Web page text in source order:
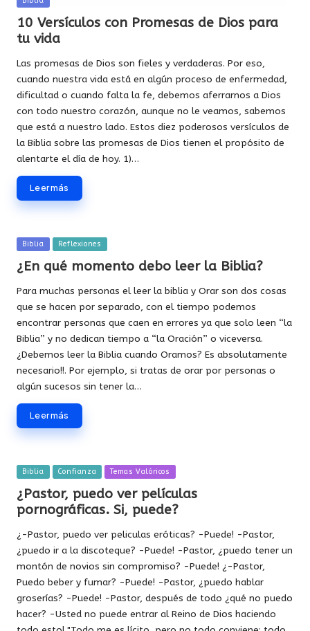
10 Versículos con Promesas de Dios para
tu vida
Las promesas de Dios son fieles y verdaderas. Por eso,
cuando nuestra vida está en algún proceso de enfermedad,
dificultad o cuando falta la fe, debemos aferrarnos a Dios
con todo nuestro corazón, aunque no le veamos, sabemos
que está a nuestro lado. Estos diez poderosos versículos de
la Biblia sobre las promesas de Dios tienen el propósito de
alentarte el día de hoy. 1)…
Leer más
Publicada
Biblia Reflexiones
¿En qué momento debo leer la Biblia?
Para muchas personas el leer la biblia y Orar son dos cosas
que se hacen por separado, con el tiempo podemos
encontrar personas que caen en errores ya que solo leen “la
Biblia” y no dedican tiempo a “la Oración” o viceversa.
¿Debemos leer la Biblia cuando Oramos? Es absolutamente
necesario!!. Por ejemplo, si tratas de orar por personas o
algún sucesos sin tener la…
Leer más
Publicada
Biblia Confianza Temas Valóricos
¿Pastor, puedo ver películas
pornográficas. Si, puede?
¿-Pastor, puedo ver peliculas eróticas? -Puede! -Pastor,
¿puedo ir a la discoteque? -Puede! -Pastor, ¿puedo tener un
montón de novios sin compromiso? -Puede! ¿-Pastor,
Puedo beber y fumar? -Puede! -Pastor, ¿puedo hablar
groserías? -Puede! -Pastor, después de todo ¿qué no puedo
hacer? -Usted no puede entrar al Reino de Dios haciendo